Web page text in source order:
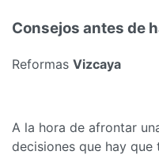
Consejos antes de
Reformas Vizcaya
A la hora de afrontar
decisiones que hay que